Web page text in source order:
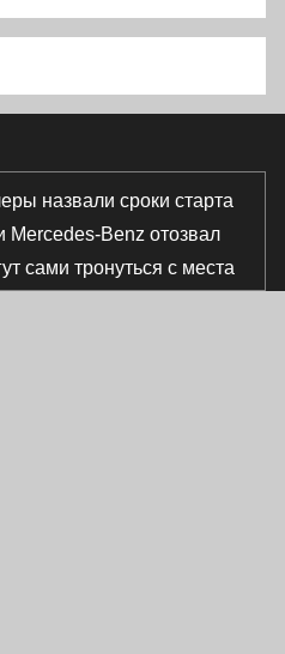
назвали сроки старта
Mercedes-Benz отозвал
сами тронуться с места